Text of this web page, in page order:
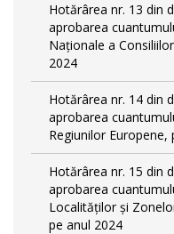
Hotărârea nr. 13 din
aprobarea
Naționale a
2024
Hotărârea nr. 14 din
aprobarea
Regiunilor Europene,
Hotărârea nr. 15 din
aprobarea
Localităților și
pe anul 2024